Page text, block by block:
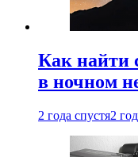
Как найти
в ночном
2 года спустя2